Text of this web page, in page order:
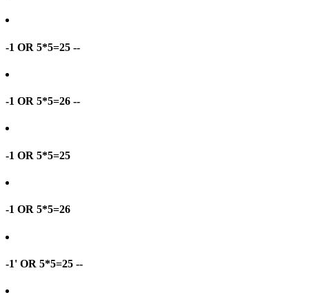
-1 OR 5*5=25 --
-1 OR 5*5=26 --
-1 OR 5*5=25
-1 OR 5*5=26
-1' OR 5*5=25 --